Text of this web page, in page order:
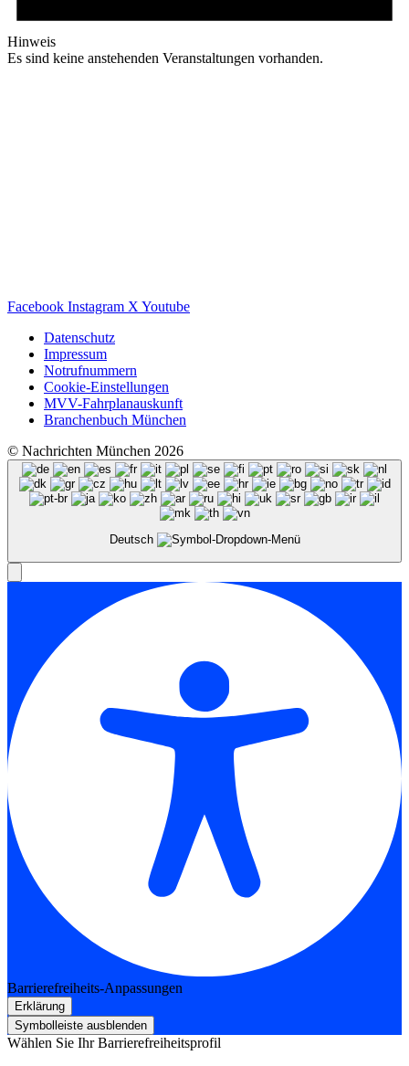
Hinweis
Es sind keine anstehenden Veranstaltungen vorhanden.
Facebook Instagram X Youtube
Datenschutz
Impressum
Notrufnummern
Cookie-Einstellungen
MVV-Fahrplanauskunft
Branchenbuch München
© Nachrichten München 2026
Deutsch
Barrierefreiheits-Anpassungen
Erklärung
Symbolleiste ausblenden
Wählen Sie Ihr Barrierefreiheitsprofil